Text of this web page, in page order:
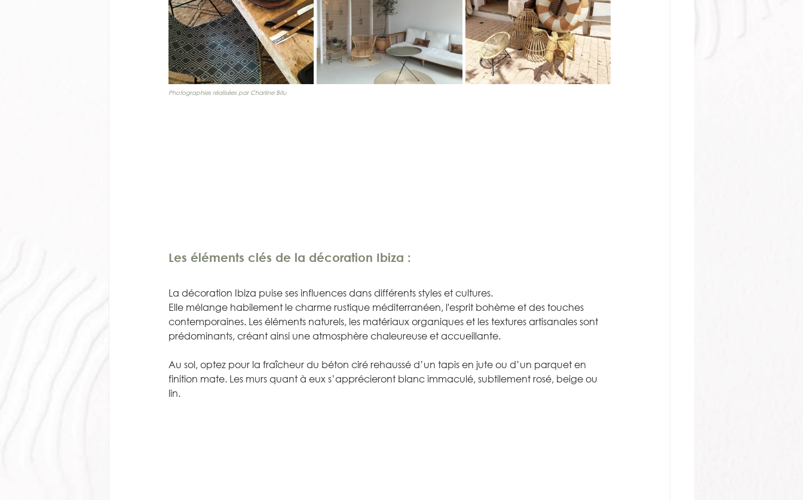
Photographies réalisées par Charline Bitu
Les éléments clés de la décoration Ibiza :
La décoration Ibiza puise ses influences dans différents styles et cultures.
Elle mélange habilement le charme rustique méditerranéen, l'esprit bohème et des touches
contemporaines. Les éléments naturels, les matériaux organiques et les textures artisanales sont
prédominants, créant ainsi une atmosphère chaleureuse et accueillante.
Au sol, optez pour la fraîcheur du béton ciré rehaussé d’un tapis en jute ou d’un parquet en
finition mate. Les murs quant à eux s’apprécieront blanc immaculé, subtilement rosé, beige ou
lin.